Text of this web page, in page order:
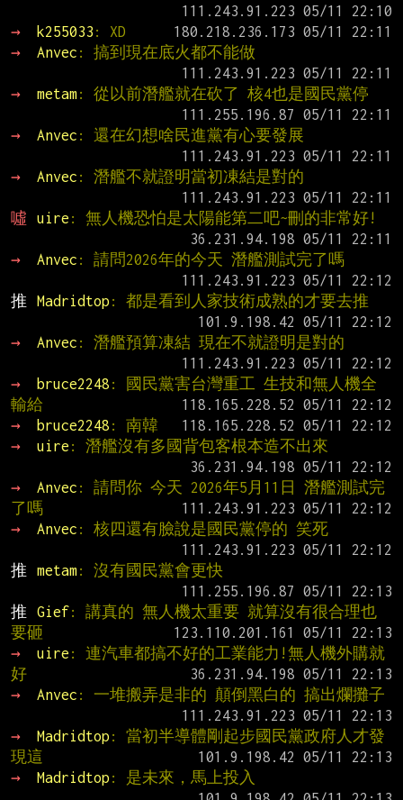
→
k255033 : XD
→
Anvec : 搞到現在底火都不能做
→
metam: 從以前潛艦就在砍了 核4也是國民黨停
→
Anvec : 還在幻想啥民進黨有心要發展
→
Anvec : 潛艦不就證明當初凍結是對的
噓
uire : 無人機恐怕是太陽能第二吧~刪的非常好!
→
Anvec : 請問2026年的今天 潛艦測試完了嗎
推
Madridtop : 都是看到人家技術成熟的才要去推
→
Anvec : 潛艦預算凍結 現在不就證明是對的
→
bruce2248 : 國民黨害台灣重工 生技和無人機全
輸給
→
bruce2248 : 南韓
→
uire : 潛艦沒有多國背包客根本造不出來
→
Anvec : 請問你 今天 2026年5月11日 潛艦測試完
了嗎
→
Anvec : 核四還有臉說是國民黨停的 笑死
推
metam: 沒有國民黨會更快
推
Gief: 講真的 無人機太重要 就算沒有很合理也
要砸
→
uire : 連汽車都搞不好的工業能力!無人機外購就
好
→
Anvec : 一堆搬弄是非的 顛倒黑白的 搞出爛攤子
→
Madridtop : 當初半導體剛起步國民黨政府人才發
現這
→
Madridtop : 是未來，馬上投入